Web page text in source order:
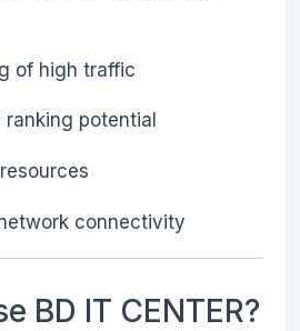
of high traffic
ranking potential
connectivity
BD IT CENTER?